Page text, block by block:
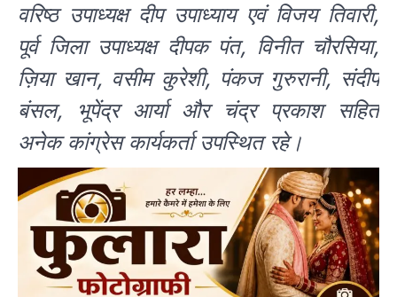
वरिष्ठ उपाध्यक्ष दीप उपाध्याय एवं विजय तिवारी,
पूर्व जिला उपाध्यक्ष दीपक पंत, विनीत चौरसिया,
ज़िया खान, वसीम कुरेशी, पंकज गुरुरानी, संदीप
बंसल, भूपेंद्र आर्या और चंद्र प्रकाश सहित
अनेक कांग्रेस कार्यकर्ता उपस्थित रहे।